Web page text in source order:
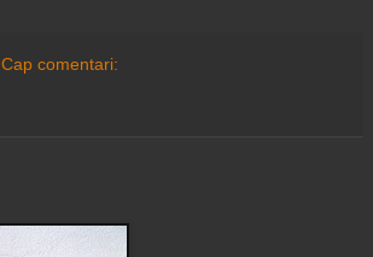
Cap comentari: